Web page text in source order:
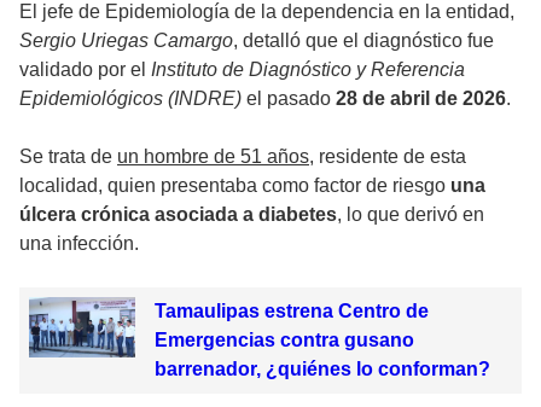
El jefe de Epidemiología de la dependencia en la entidad,
Sergio Uriegas Camargo, detalló que el diagnóstico fue
validado por el Instituto de Diagnóstico y Referencia
Epidemiológicos (INDRE) el pasado 28 de abril de 2026.
Se trata de un hombre de 51 años, residente de esta
localidad, quien presentaba como factor de riesgo una
úlcera crónica asociada a diabetes, lo que derivó en
una infección.
Tamaulipas estrena Centro de
Emergencias contra gusano
barrenador, ¿quiénes lo conforman?